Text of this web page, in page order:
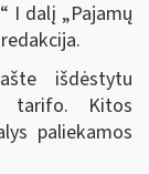
I dalį „Pajamų
išdėstytu
tarifo. Kitos
paliekamos